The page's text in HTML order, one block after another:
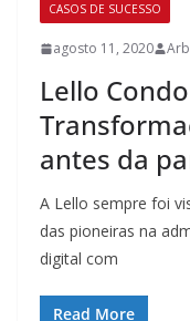
CASOS DE SUCESSO
agosto 11, 2020
Lello
antes da
A Lello sempre foi
das pioneiras na
digital com
Read More